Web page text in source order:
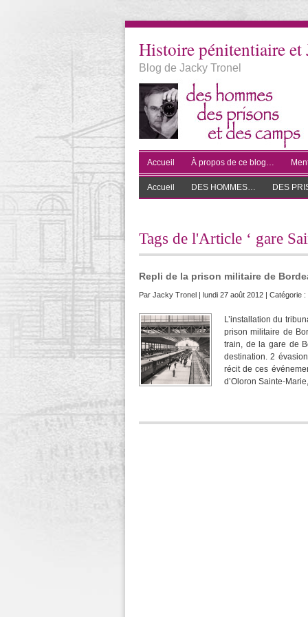
Histoire pénitentiaire
Blog de Jacky Tronel
Accueil À propos de ce blog…
Accueil DES HOMMES… DES
Tags de l'Article ‘ gare
Repli de la prison militaire de
Par Jacky Tronel | lundi 27 août 2012 | Catégorie :
L’installation du
prison militaire de
train, de la gare de
destination. 2
récit de ces
d’Oloron Sainte-